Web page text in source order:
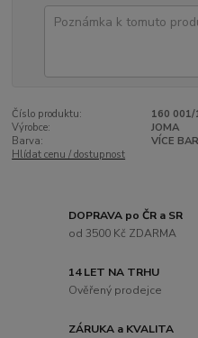
Číslo produktu:
160 001/
Výrobce:
JOMA
Barva:
VÍCE
Hlídat cenu / dostupnost
DOPRAVA po ČR a SR
od 3500 Kč ZDARMA
14 LET NA TRHU
Ověřený prodejce
ZÁRUKA a KVALITA